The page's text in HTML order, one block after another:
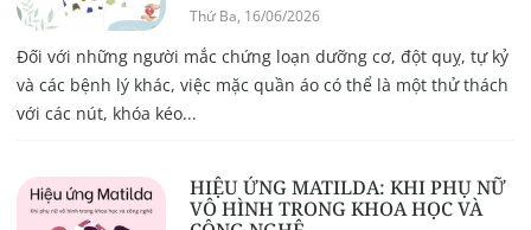
Thứ Ba, 16/06/2026
Đối với những người mắc chứng loạn dưỡng cơ, đột quỵ, tự kỷ
và các bệnh lý khác, việc mặc quần áo có thể là một thử thách
với các nút, khóa kéo...
HIỆU ỨNG MATILDA: KHI PHỤ NỮ
VÔ HÌNH TRONG KHOA HỌC VÀ